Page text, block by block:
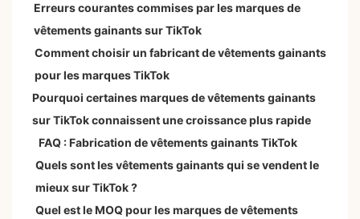
Erreurs courantes commises par les marques de
vêtements gainants sur TikTok
Comment choisir un fabricant de vêtements gainants
pour les marques TikTok
Pourquoi certaines marques de vêtements gainants
sur TikTok connaissent une croissance plus rapide
FAQ : Fabrication de vêtements gainants TikTok
Quels sont les vêtements gainants qui se vendent le
mieux sur TikTok ?
Quel est le MOQ pour les marques de vêtements